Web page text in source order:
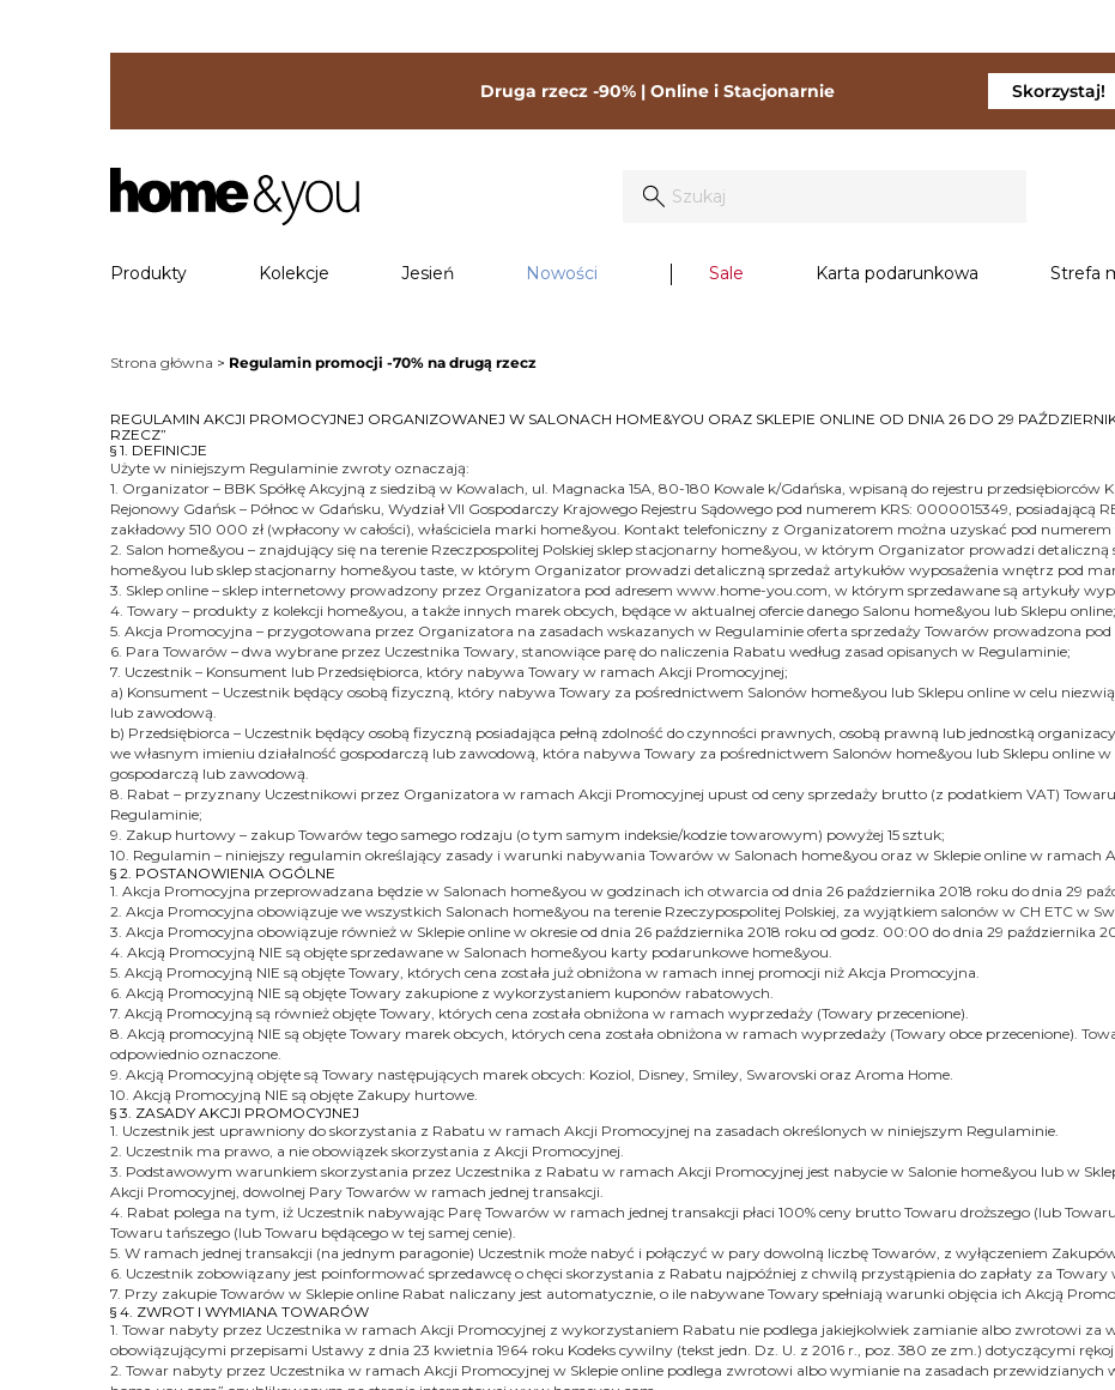
Druga rzecz -90% | Online i Stacjonarnie Skorzystaj!
Produkty Kolekcje Jesień Nowości Sale Karta podarunkowa Strefa
Strona główna Regulamin promocji -70% na drugą rzecz
REGULAMIN AKCJI PROMOCYJNEJ ORGANIZOWANEJ W SALONACH HOME&YOU ORAZ SKLEPIE ONLINE OD DNIA 26 DO 29
RZECZ”
§ 1. DEFINICJE
Użyte w niniejszym Regulaminie zwroty oznaczają:
1. Organizator – BBK Spółkę Akcyjną z siedzibą w Kowalach, ul. Magnacka 15A, 80-180 Kowale k/Gdańska, wpisaną do rejestru przedsiębiorców
Rejonowy Gdańsk – Północ w Gdańsku, Wydział VII Gospodarczy Krajowego Rejestru Sądowego pod numerem KRS: 0000015349, posiadającą
zakładowy 510 000 zł (wpłacony w całości), właściciela marki home&you. Kontakt telefoniczny z Organizatorem można uzyskać pod numerem
2. Salon home&you – znajdujący się na terenie Rzeczpospolitej Polskiej sklep stacjonarny home&you, w którym Organizator prowadzi
home&you lub sklep stacjonarny home&you taste, w którym Organizator prowadzi detaliczną sprzedaż artykułów wyposażenia wnętrz pod
3. Sklep online – sklep internetowy prowadzony przez Organizatora pod adresem www.home-you.com, w którym sprzedawane są artykuły
4. Towary – produkty z kolekcji home&you, a także innych marek obcych, będące w aktualnej ofercie danego Salonu home&you lub Sklepu online;
5. Akcja Promocyjna – przygotowana przez Organizatora na zasadach wskazanych w Regulaminie oferta sprzedaży Towarów prowadzona pod
6. Para Towarów – dwa wybrane przez Uczestnika Towary, stanowiące parę do naliczenia Rabatu według zasad opisanych w Regulaminie;
7. Uczestnik – Konsument lub Przedsiębiorca, który nabywa Towary w ramach Akcji Promocyjnej;
a) Konsument – Uczestnik będący osobą fizyczną, który nabywa Towary za pośrednictwem Salonów home&you lub Sklepu online w celu
lub zawodową.
b) Przedsiębiorca – Uczestnik będący osobą fizyczną posiadająca pełną zdolność do czynności prawnych, osobą prawną lub jednostką
we własnym imieniu działalność gospodarczą lub zawodową, która nabywa Towary za pośrednictwem Salonów home&you lub Sklepu online
gospodarczą lub zawodową.
8. Rabat – przyznany Uczestnikowi przez Organizatora w ramach Akcji Promocyjnej upust od ceny sprzedaży brutto (z podatkiem VAT)
Regulaminie;
9. Zakup hurtowy – zakup Towarów tego samego rodzaju (o tym samym indeksie/kodzie towarowym) powyżej 15 sztuk;
10. Regulamin – niniejszy regulamin określający zasady i warunki nabywania Towarów w Salonach home&you oraz w Sklepie online w ramach
§ 2. POSTANOWIENIA OGÓLNE
1. Akcja Promocyjna przeprowadzana będzie w Salonach home&you w godzinach ich otwarcia od dnia 26 października 2018 roku do dnia 29
2. Akcja Promocyjna obowiązuje we wszystkich Salonach home&you na terenie Rzeczypospolitej Polskiej, za wyjątkiem salonów w CH ETC w
3. Akcja Promocyjna obowiązuje również w Sklepie online w okresie od dnia 26 października 2018 roku od godz. 00:00 do dnia 29 października
4. Akcją Promocyjną NIE są objęte sprzedawane w Salonach home&you karty podarunkowe home&you.
5. Akcją Promocyjną NIE są objęte Towary, których cena została już obniżona w ramach innej promocji niż Akcja Promocyjna.
6. Akcją Promocyjną NIE są objęte Towary zakupione z wykorzystaniem kuponów rabatowych.
7. Akcją Promocyjną są również objęte Towary, których cena została obniżona w ramach wyprzedaży (Towary przecenione).
8. Akcją promocyjną NIE są objęte Towary marek obcych, których cena została obniżona w ramach wyprzedaży (Towary obce przecenione).
odpowiednio oznaczone.
9. Akcją Promocyjną objęte są Towary następujących marek obcych: Koziol, Disney, Smiley, Swarovski oraz Aroma Home.
10. Akcją Promocyjną NIE są objęte Zakupy hurtowe.
§ 3. ZASADY AKCJI PROMOCYJNEJ
1. Uczestnik jest uprawniony do skorzystania z Rabatu w ramach Akcji Promocyjnej na zasadach określonych w niniejszym Regulaminie.
2. Uczestnik ma prawo, a nie obowiązek skorzystania z Akcji Promocyjnej.
3. Podstawowym warunkiem skorzystania przez Uczestnika z Rabatu w ramach Akcji Promocyjnej jest nabycie w Salonie home&you lub w
Akcji Promocyjnej, dowolnej Pary Towarów w ramach jednej transakcji.
4. Rabat polega na tym, iż Uczestnik nabywając Parę Towarów w ramach jednej transakcji płaci 100% ceny brutto Towaru droższego (lub
Towaru tańszego (lub Towaru będącego w tej samej cenie).
5. W ramach jednej transakcji (na jednym paragonie) Uczestnik może nabyć i połączyć w pary dowolną liczbę Towarów, z wyłączeniem
6. Uczestnik zobowiązany jest poinformować sprzedawcę o chęci skorzystania z Rabatu najpóźniej z chwilą przystąpienia do zapłaty za Towary
7. Przy zakupie Towarów w Sklepie online Rabat naliczany jest automatycznie, o ile nabywane Towary spełniają warunki objęcia ich Akcją
§ 4. ZWROT I WYMIANA TOWARÓW
1. Towar nabyty przez Uczestnika w ramach Akcji Promocyjnej z wykorzystaniem Rabatu nie podlega jakiejkolwiek zamianie albo zwrotowi za
obowiązującymi przepisami Ustawy z dnia 23 kwietnia 1964 roku Kodeks cywilny (tekst jedn. Dz. U. z 2016 r., poz. 380 ze zm.) dotyczącymi
2. Towar nabyty przez Uczestnika w ramach Akcji Promocyjnej w Sklepie online podlega zwrotowi albo wymianie na zasadach